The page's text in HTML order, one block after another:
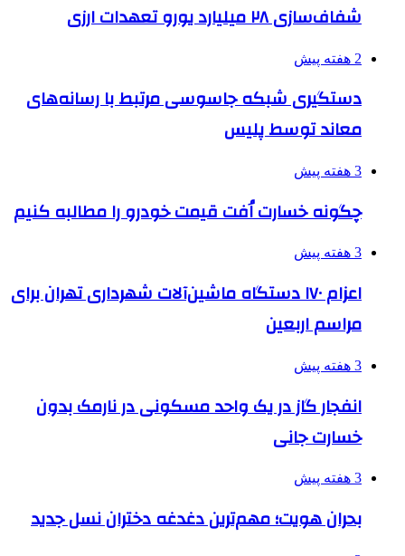
شفاف‌سازی ۲۸ میلیارد یورو تعهدات ارزی
2 هفته پیش
دستگیری شبکه جاسوسی مرتبط با رسانه‌های
معاند توسط پلیس
3 هفته پیش
چگونه خسارت اُفت قیمت خودرو را مطالبه کنیم
3 هفته پیش
اعزام ۱۷۰ دستگاه ماشین‌آلات شهرداری تهران برای
مراسم اربعین
3 هفته پیش
انفجار گاز در یک واحد مسکونی در نارمک بدون
خسارت جانی
3 هفته پیش
بحران هویت؛ مهم‌ترین دغدغه دختران نسل جدید